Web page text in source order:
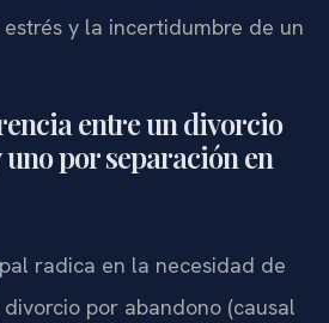
y la incertidumbre de un
entre un divorcio
por separación en
radica en la necesidad de
por abandono (causal